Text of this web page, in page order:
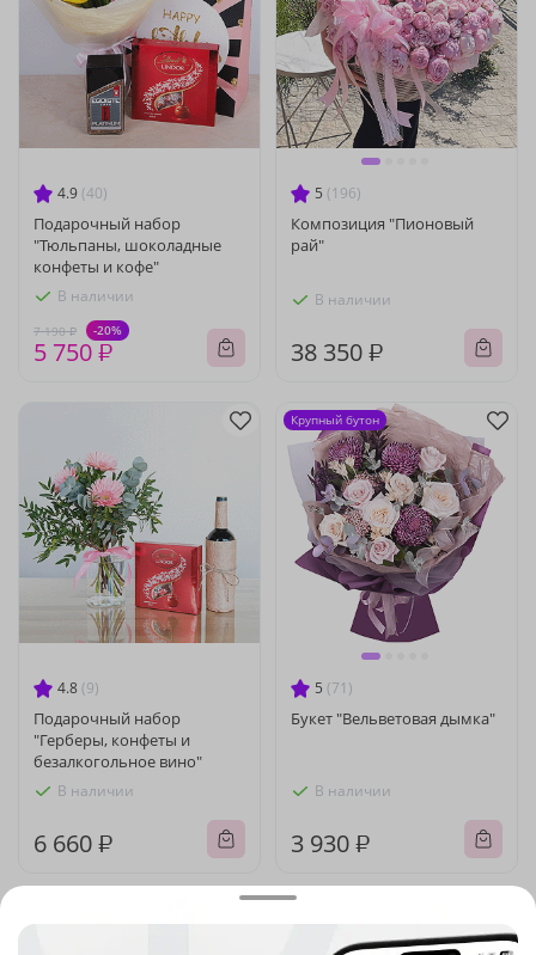
4.9 (40)
Подарочный набор
"Тюльпаны, шоколадные
конфеты и кофе"
В наличии
7 190 ₽ -20%
5 750 ₽
5 (196)
Композиция "Пионовый
рай"
В наличии
38 350 ₽
4.8 (9)
Подарочный набор
"Герберы, конфеты и
безалкогольное вино"
В наличии
6 660 ₽
5 (71)
Букет "Вельветовая дымка"
В наличии
3 930 ₽
Крупный бутон